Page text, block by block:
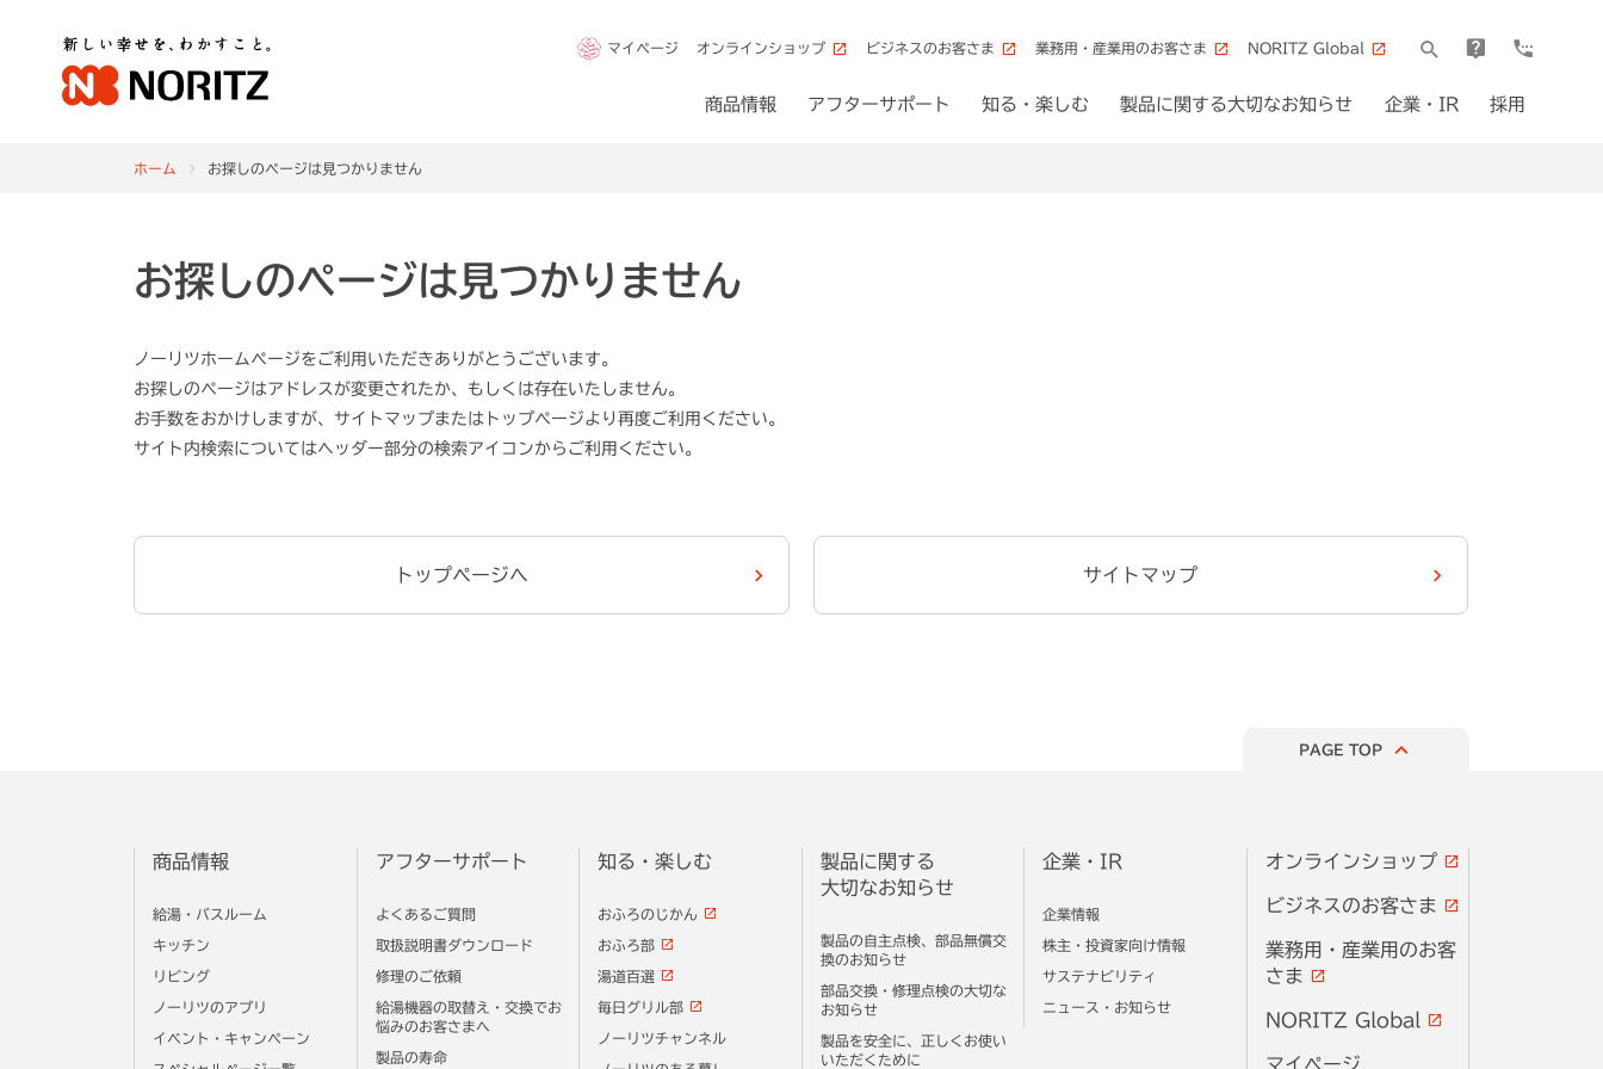
マイページ オンラインショップ ビジネスのお客さま 業務用・産業用のお客さま NORITZ Global
商品情報 アフターサポート 知る・楽しむ 製品に関する大切なお知らせ 企業・IR 採用
ホーム お探しのページは見つかりません
お探しのページは見つかりません
ノーリツホームページをご利用いただきありがとうございます。
お探しのページはアドレスが変更されたか、もしくは存在いたしません。
お手数をおかけしますが、サイトマップまたはトップページより再度ご利用ください。
サイト内検索についてはヘッダー部分の検索アイコンからご利用ください。
トップページへ サイトマップ
PAGE TOP
商品情報
給湯・バスルーム
キッチン
リビング
ノーリツのアプリ
イベント・キャンペーン
アフターサポート
よくあるご質問
取扱説明書ダウンロード
修理のご依頼
給湯機器の取替え・交換でお
悩みのお客さまへ
製品の寿命
知る・楽しむ
おふろのじかん
おふろ部
湯道百選
毎日グリル部
ノーリツチャンネル
製品に関する
大切なお知らせ
製品の自主点検、部品無償交
換のお知らせ
部品交換・修理点検の大切な
お知らせ
製品を安全に、正しくお使い
いただくために
企業・IR
企業情報
株主・投資家向け情報
サステナビリティ
ニュース・お知らせ
オンラインショップ
ビジネスのお客さま
業務用・産業用のお客
さま
NORITZ Global
マイページ